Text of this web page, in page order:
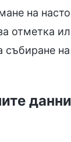
на
отметка
събиране